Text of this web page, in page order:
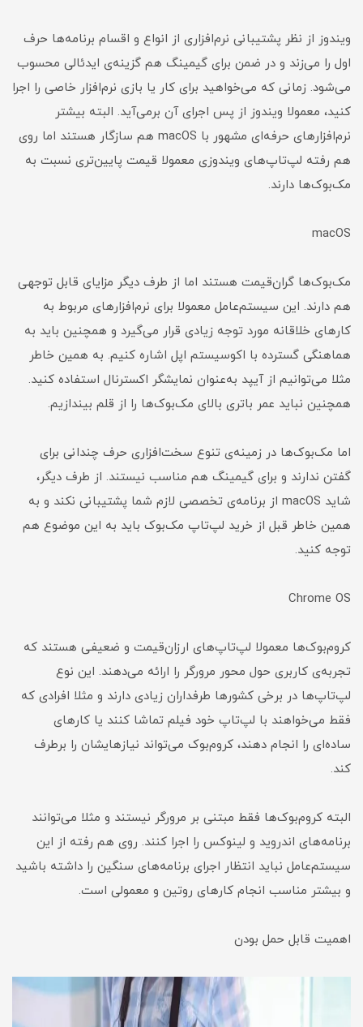
ویندوز از نظر پشتیبانی نرم‌افزاری از انواع و اقسام برنامه‌ها حرف
اول را می‌زند و در ضمن برای گیمینگ هم گزینه‌ی ایدئالی محسوب
می‌شود. زمانی که می‌خواهید برای کار یا بازی نرم‌افزار خاصی را اجرا
کنید، معمولا ویندوز از پس اجرای آن برمی‌آید. البته بیشتر
نرم‌افزارهای حرفه‌ای مشهور با macOS هم سازگار هستند اما روی
هم رفته لپ‌تاپ‌های ویندوزی معمولا قیمت پایین‌تری نسبت به
مک‌بوک‌ها دارند.
macOS
مک‌بوک‌ها گران‌قیمت هستند اما از طرف دیگر مزایای قابل توجهی
هم دارند. این سیستم‌عامل معمولا برای نرم‌افزارهای مربوط به
کارهای خلاقانه مورد توجه زیادی قرار می‌گیرد و همچنین باید به
هماهنگی گسترده با اکوسیستم اپل اشاره کنیم. به همین خاطر
مثلا می‌توانیم از آیپد به‌عنوان نمایشگر اکسترنال استفاده کنید.
همچنین نباید عمر باتری بالای مک‌بوک‌ها را از قلم بیندازیم.
اما مک‌بوک‌ها در زمینه‌ی تنوع سخت‌افزاری حرف چندانی برای
گفتن ندارند و برای گیمینگ هم مناسب نیستند. از طرف دیگر،
شاید macOS از برنامه‌ی تخصصی لازم شما پشتیبانی نکند و به
همین خاطر قبل از خرید لپ‌تاپ مک‌بوک باید به این موضوع هم
توجه کنید.
Chrome OS
کروم‌بوک‌ها معمولا لپ‌تاپ‌های ارزان‌قیمت و ضعیفی هستند که
تجربه‌ی کاربری حول محور مرورگر را ارائه می‌دهند. این نوع
لپ‌تاپ‌ها در برخی کشورها طرفداران زیادی دارند و مثلا افرادی که
فقط می‌خواهند با لپ‌تاپ خود فیلم تماشا کنند یا کارهای
ساده‌ای را انجام دهند، کروم‌بوک می‌تواند نیازهایشان را برطرف
کند.
البته کروم‌بوک‌ها فقط مبتنی بر مرورگر نیستند و مثلا می‌توانند
برنامه‌های اندروید و لینوکس را اجرا کنند. روی هم رفته از این
سیستم‌عامل نباید انتظار اجرای برنامه‌های سنگین را داشته باشید
و بیشتر مناسب انجام کارهای روتین و معمولی است.
اهمیت قابل حمل بودن